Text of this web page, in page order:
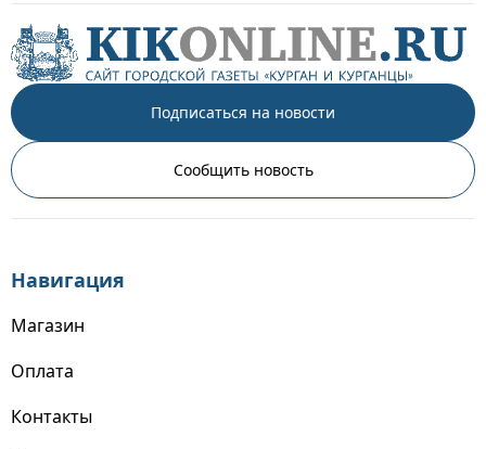
Подписаться на новости
Сообщить новость
Навигация
Магазин
Оплата
Контакты